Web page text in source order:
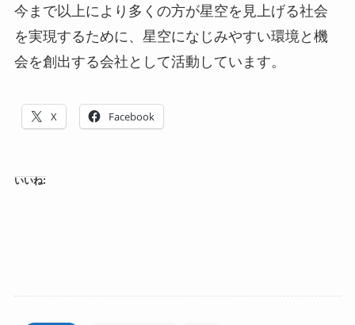
今まで以上により多くの方が星空を見上げる社会
を実現するために、星空になじみやすい環境と機
会を創出する会社として活動しています。
X Facebook
いいね: